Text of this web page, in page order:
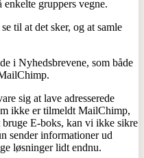
gruppers vegne.
til at det sker, og at samle
i Nyhedsbrevene, som både
sig at lave adresserede
ikke er tilmeldt MailChimp,
E-boks, kan vi ikke sikre
sender informationer ud
løsninger lidt endnu.